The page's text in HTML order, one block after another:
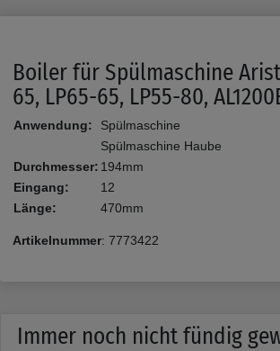
Boiler für Spülmaschine
65, LP65-65, LP55-80,
Anwendung:
Spülmaschine
Spülmaschine Haube
Durchmesser: 194mm
Eingang:
12
Länge:
470mm
Artikelnummer: 7773422
Immer noch nicht fündig